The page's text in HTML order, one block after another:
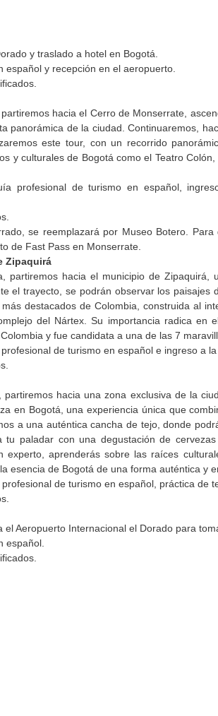
y traslado a hotel en Bogotá.
y recepción en el aeropuerto.
hacia el Cerro de Monserrate,
panorámica de la ciudad. Continuaremos,
este tour, con un recorrido
y culturales de Bogotá como el Teatro
profesional de turismo en español,
se reemplazará por Museo Botero.
de Fast Pass en Monserrate.
Zipaquirá
partiremos hacia el municipio de
el trayecto, se podrán observar los
destacados de Colombia, construida al
del Nártex. Su importancia radica en
y fue candidata a una de las 7
de turismo en español e ingreso a la
hacia una zona exclusiva de la
en Bogotá, una experiencia única que
a una auténtica cancha de tejo, donde
paladar con una degustación de
experto, aprenderás sobre las raíces
esencia de Bogotá de una forma auténtica y
de turismo en español, práctica de
Aeropuerto Internacional el Dorado para
español.